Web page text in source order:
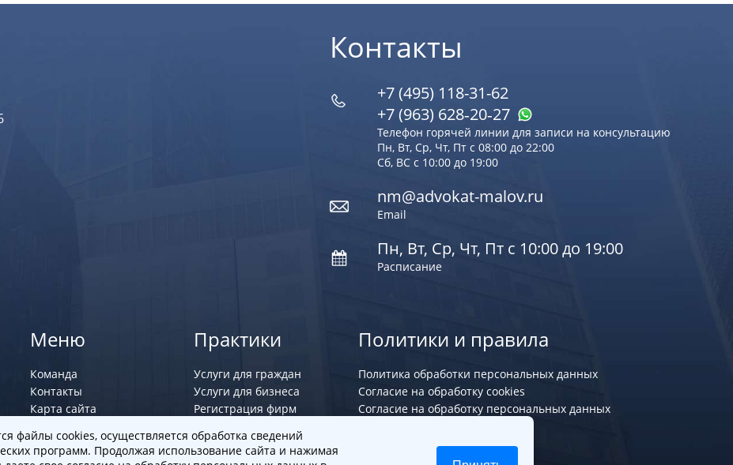
Контакты
+7 (495) 118-31-62
+7 (963) 628‑20‑27
Телефон горячей линии для записи на консультацию
Пн, Вт, Ср, Чт, Пт с 08:00 до 22:00
Сб, ВС с 10:00 до 19:00
nm@advokat-malov.ru
Email
Пн, Вт, Ср, Чт, Пт с 10:00 до 19:00
Расписание
Меню
Команда
Контакты
Карта сайта
Практики
Услуги для граждан
Услуги для бизнеса
Регистрация фирм
делам
Политики и правила
Политика обработки персональных данных
Согласие на обработку cookies
Согласие на обработку персональных данных
файлы cookies, осуществляется обработка сведений
программ. Продолжая использование сайта и нажимая